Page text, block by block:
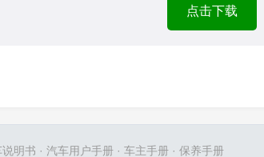
点击下载
明书 · 汽车用户手册· 车主手册· 保养手册